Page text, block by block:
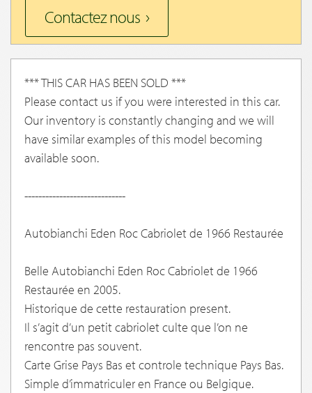
Contactez nous
*** THIS CAR HAS BEEN SOLD ***
Please contact us if you were interested in this car.
Our inventory is constantly changing and we will
have similar examples of this model becoming
available soon.
-----------------------------
Autobianchi Eden Roc Cabriolet de 1966 Restaurée
Belle Autobianchi Eden Roc Cabriolet de 1966
Restaurée en 2005.
Historique de cette restauration present.
Il s’agit d’un petit cabriolet culte que l’on ne
rencontre pas souvent.
Carte Grise Pays Bas et controle technique Pays Bas.
Simple d’immatriculer en France ou Belgique.